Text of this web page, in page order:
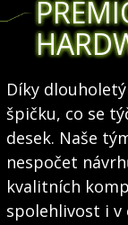
Díky
špičku, co se
desek. Naše
nespočet
kvalitních
spolehlivost i v